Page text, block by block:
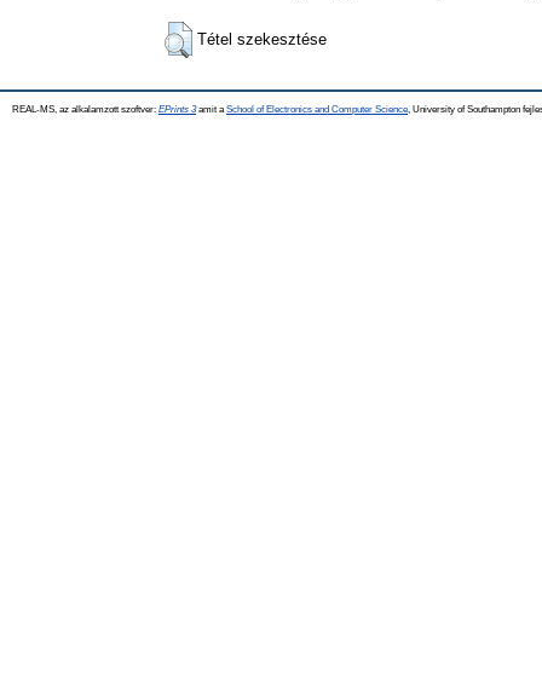
Tétel szekesztése
REAL-MS, az alkalamzott szoftver: EPrints 3amit a School of Electronics and Computer Science , University of Southampton